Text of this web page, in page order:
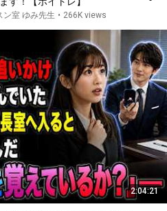
ン室 ゆみ先生 • 266K views
2:04:21